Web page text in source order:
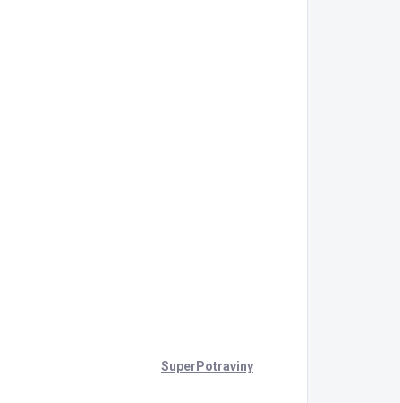
SuperPotraviny